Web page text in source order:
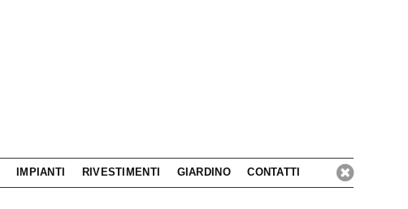
IMPIANTI RIVESTIMENTI GIARDINO CONTATTI